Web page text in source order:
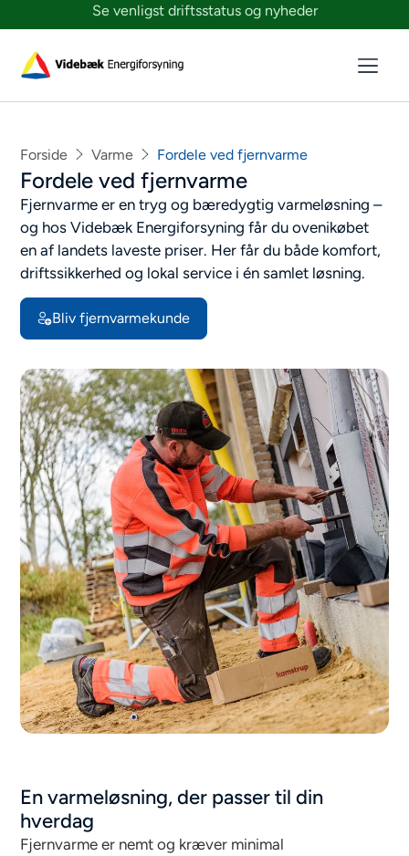
Se venligst driftsstatus og nyheder
Forside Varme Fordele ved fjernvarme
Fordele ved fjernvarme
Fjernvarme er en tryg og bæredygtig varmeløsning –
og hos Videbæk Energiforsyning får du ovenikøbet
en af landets laveste priser. Her får du både komfort,
driftssikkerhed og lokal service i én samlet løsning.
Bliv fjernvarmekunde
En varmeløsning, der passer til din
hverdag
Fjernvarme er nemt og kræver minimal